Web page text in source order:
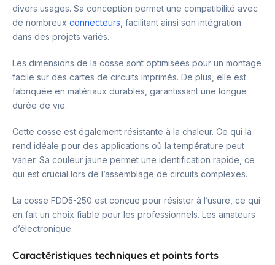
divers usages. Sa conception permet une compatibilité avec
de nombreux connecteurs , facilitant ainsi son intégration
dans des projets variés.
Les dimensions de la cosse sont optimisées pour un montage
facile sur des cartes de circuits imprimés. De plus, elle est
fabriquée en matériaux durables, garantissant une longue
durée de vie.
Cette cosse est également résistante à la chaleur. Ce qui la
rend idéale pour des applications où la température peut
varier. Sa couleur jaune permet une identification rapide, ce
qui est crucial lors de l’assemblage de circuits complexes.
La cosse FDD5-250 est conçue pour résister à l’usure, ce qui
en fait un choix fiable pour les professionnels. Les amateurs
d’électronique.
Caractéristiques techniques et points forts